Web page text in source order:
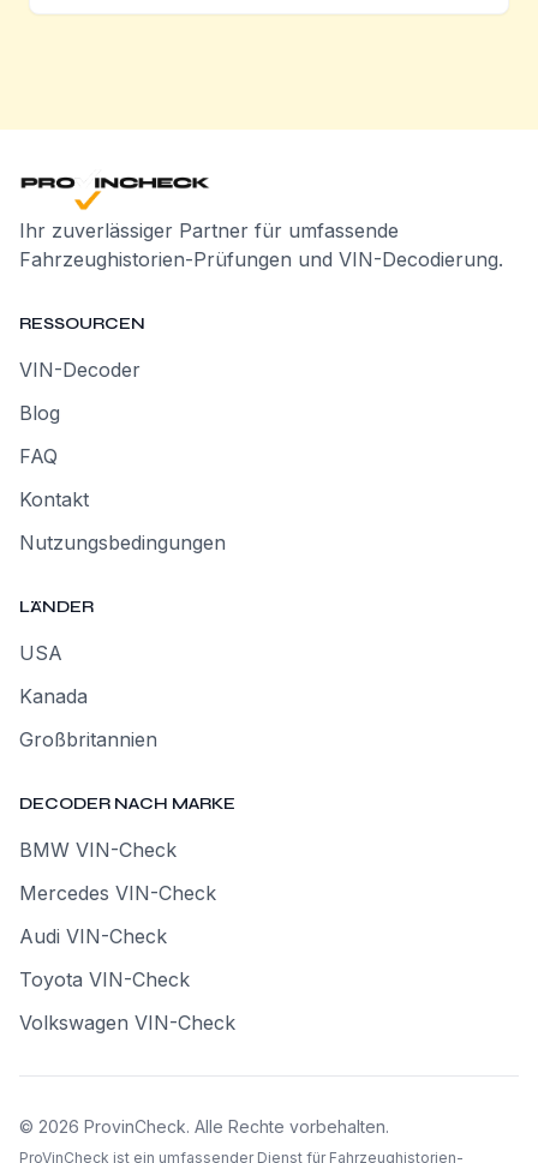
Ihr zuverlässiger Partner für umfassende
Fahrzeughistorien-Prüfungen und VIN-Decodierung.
RESSOURCEN
VIN-Decoder
Blog
FAQ
Kontakt
Nutzungsbedingungen
LÄNDER
USA
Kanada
Großbritannien
DECODER NACH MARKE
BMW VIN-Check
Mercedes VIN-Check
Audi VIN-Check
Toyota VIN-Check
Volkswagen VIN-Check
© 2026 ProvinCheck. Alle Rechte vorbehalten.
ProVinCheck ist ein umfassender Dienst für Fahrzeughistorien-